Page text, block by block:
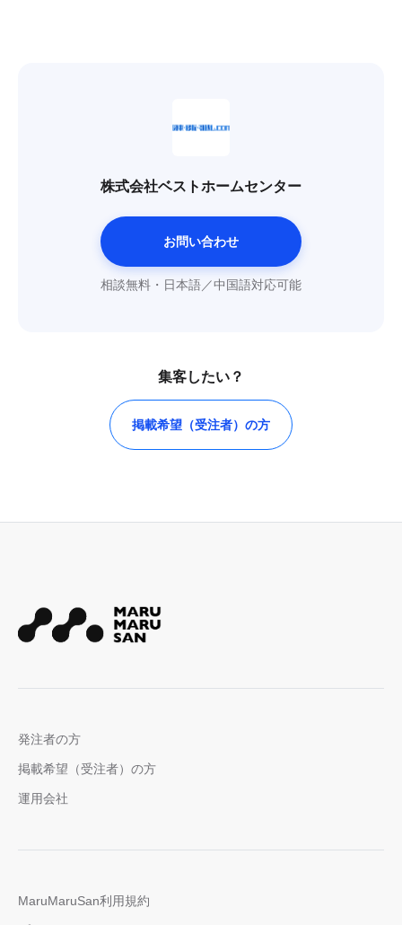
株式会社ベストホームセンター
お問い合わせ
相談無料・日本語／中国語対応可能
集客したい？
掲載希望（受注者）の方
発注者の方
掲載希望（受注者）の方
運用会社
MaruMaruSan利用規約